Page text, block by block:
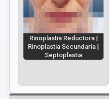
Rinoplastia Reductora |
Rinoplastia Secundaria |
Septoplastia